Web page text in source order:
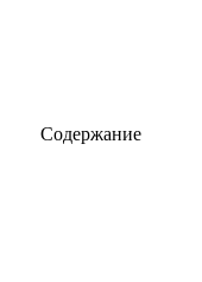
Содержание